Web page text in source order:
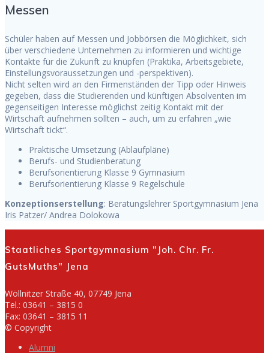
Messen
Schüler haben auf Messen und Jobbörsen die Möglichkeit, sich
über verschiedene Unternehmen zu informieren und wichtige
Kontakte für die Zukunft zu knüpfen (Praktika, Arbeitsgebiete,
Einstellungsvoraussetzungen und -perspektiven).
Nicht selten wird an den Firmenständen der Tipp oder Hinweis
gegeben, dass die Studierenden und künftigen Absolventen im
gegenseitigen Interesse möglichst zeitig Kontakt mit der
Wirtschaft aufnehmen sollten – auch, um zu erfahren „wie
Wirtschaft tickt“.
Praktische Umsetzung (Ablaufpläne)
Berufs- und Studienberatung
Berufsorientierung Klasse 9 Gymnasium
Berufsorientierung Klasse 9 Regelschule
Konzeptionserstellung: Beratungslehrer Sportgymnasium Jena
Iris Patzer/ Andrea Dolokowa
Staatliches Sportgymnasium "Joh. Chr. Fr.
GutsMuths" Jena
Wöllnitzer Straße 40, 07749 Jena
Tel.: 03641 – 3815 0
Fax: 03641 – 3815 11
© Copyright
Alumni